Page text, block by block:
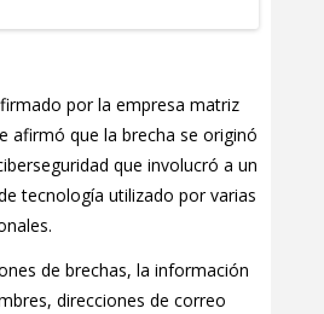
por la empresa matriz
afirmó que la brecha se originó
que involucró a un
tecnología utilizado por varias
de brechas, la información
direcciones de correo